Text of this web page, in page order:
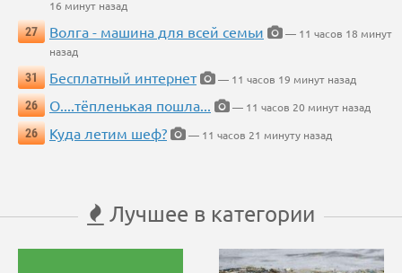
16 минут назад
27
Волга - машина для всей семьи
— 11 часов 18 минут
назад
31
Бесплатный интернет
— 11 часов 19 минут назад
26
О....тёпленькая пошла...
— 11 часов 20 минут назад
26
Куда летим шеф? — 11 часов 21 минуту назад
Лучшее в категории